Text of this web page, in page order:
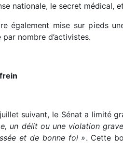
nationale, le secret médical,
également mise sur pieds
par nombre d’activistes.
suivant, le Sénat a limité
un délit ou une violation
et de bonne foi ». Cette